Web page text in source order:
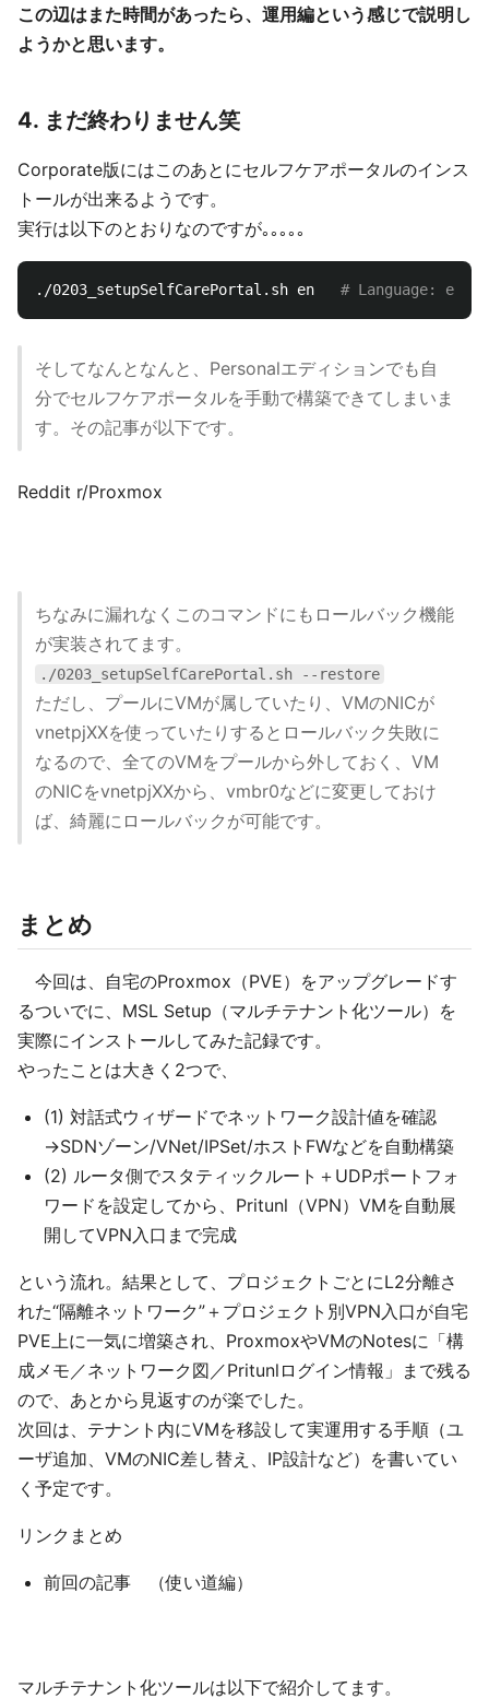
この辺はまた時間があったら、運用編という感じで説明し
ようかと思います。
4. まだ終わりません笑
Corporate版にはこのあとにセルフケアポータルのインス
トールが出来るようです。
実行は以下のとおりなのですが｡｡｡｡｡
./0203_setupSelfCarePortal.sh en # Language:
そしてなんとなんと、Personalエディションでも自
分でセルフケアポータルを手動で構築できてしまいま
す。その記事が以下です。
Reddit r/Proxmox
ちなみに漏れなくこのコマンドにもロールバック機能
が実装されてます。
./0203_setupSelfCarePortal.sh --restore
ただし、プールにVMが属していたり、VMのNICが
vnetpjXXを使っていたりするとロールバック失敗に
なるので、全てのVMをプールから外しておく、VM
のNICをvnetpjXXから、vmbr0などに変更しておけ
ば、綺麗にロールバックが可能です。
まとめ
今回は、自宅のProxmox（PVE）をアップグレードす
るついでに、MSL Setup（マルチテナント化ツール）を
実際にインストールしてみた記録です。
やったことは大きく2つで、
(1) 対話式ウィザードでネットワーク設計値を確認
→SDNゾーン/VNet/IPSet/ホストFWなどを自動構築
(2) ルータ側でスタティックルート＋UDPポートフォ
ワードを設定してから、Pritunl（VPN）VMを自動展
開してVPN入口まで完成
という流れ。結果として、プロジェクトごとにL2分離さ
れた“隔離ネットワーク”＋プロジェクト別VPN入口が自宅
PVE上に一気に増築され、ProxmoxやVMのNotesに「構
成メモ／ネットワーク図／Pritunlログイン情報」まで残る
ので、あとから見返すのが楽でした。
次回は、テナント内にVMを移設して実運用する手順（ユ
ーザ追加、VMのNIC差し替え、IP設計など）を書いてい
く予定です。
リンクまとめ
前回の記事 （使い道編）
マルチテナント化ツールは以下で紹介してます。